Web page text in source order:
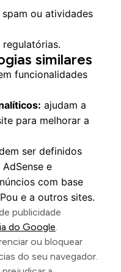
ou atividades
similares
funcionalidades
ajudam a
para melhorar a
ser definidos
e
com base
e a outros sites.
publicidade
do Google.
ou bloquear
do seu navegador.